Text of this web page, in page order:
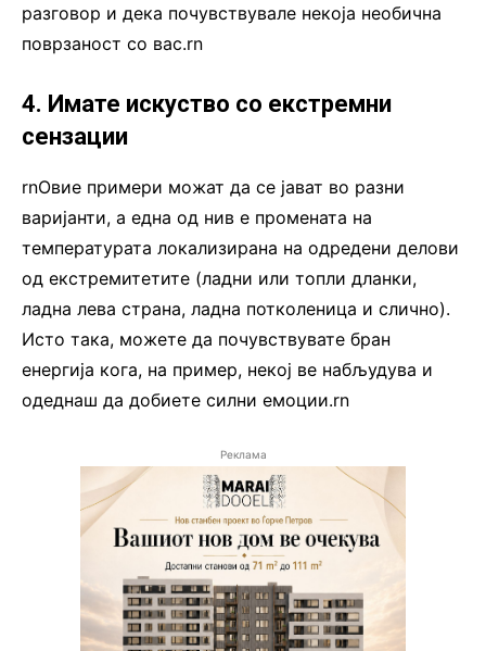
разговор и дека почувствувале некоја необична
поврзаност со вас.rn
4. Имате искуство со екстремни
сензации
rnОвие примери можат да се јават во разни
варијанти, а една од нив е промената на
температурата локализирана на одредени делови
од екстремитетите (ладни или топли дланки,
ладна лева страна, ладна потколеница и слично).
Исто така, можете да почувствувате бран
енергија кога, на пример, некој ве набљудува и
одеднаш да добиете силни емоции.rn
Реклама